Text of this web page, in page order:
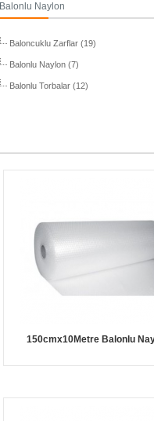
Balonlu Naylon
Baloncuklu Zarflar (19)
Balonlu Naylon (7)
Balonlu Torbalar (12)
150cmx10Metre Balonlu